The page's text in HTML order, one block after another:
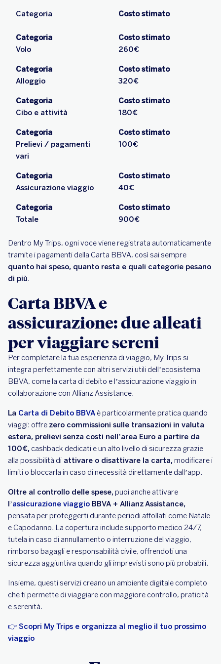
Categoria Costo stimato
Categoria
Volo
Costo stimato
260€
Categoria
Alloggio
Costo stimato
320€
Categoria
Cibo e attività
Costo stimato
180€
Categoria
Prelievi / pagamenti
vari
Costo stimato
100€
Categoria
Assicurazione viaggio
Costo stimato
40€
Categoria
Totale
Costo stimato
900€
Dentro My Trips, ogni voce viene registrata automaticamente
tramite i pagamenti della Carta BBVA, così sai sempre
quanto hai speso, quanto resta e quali categorie pesano
di più.
Carta BBVA e
assicurazione: due alleati
per viaggiare sereni
Per completare la tua esperienza di viaggio, My Trips si
integra perfettamente con altri servizi utili dell’ecosistema
BBVA, come la carta di debito e l’assicurazione viaggio in
collaborazione con Allianz Assistance.
La Carta di Debito BBVA è particolarmente pratica quando
viaggi: offre zero commissioni sulle transazioni in valuta
estera, prelievi senza costi nell’area Euro a partire da
100€, cashback dedicati e un alto livello di sicurezza grazie
alla possibilità di attivare o disattivare la carta,modificare i
limiti o bloccarla in caso di necessità direttamente dall’app.
Oltre al controllo delle spese,puoi anche attivare
l’assicurazione viaggio BBVA + AllianzAssistance,
pensata per proteggerti durante periodi affollati come Natale
e Capodanno. La copertura include supporto medico 24/7,
tutela in caso di annullamento o interruzione del viaggio,
rimborso bagagli e responsabilità civile, offrendoti una
sicurezza aggiuntiva quando gli imprevisti sono più probabili.
Insieme, questi servizi creano un ambiente digitale completo
che ti permette di viaggiare con maggiore controllo, praticità
e serenità.
👉 Scopri My Trips e organizza al meglio il tuo prossimo
viaggio